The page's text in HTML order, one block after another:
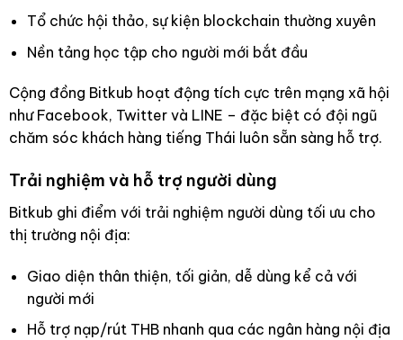
Tổ chức hội thảo, sự kiện blockchain thường xuyên
Nền tảng học tập cho người mới bắt đầu
Cộng đồng Bitkub hoạt động tích cực trên mạng xã hội
như Facebook, Twitter và LINE – đặc biệt có đội ngũ
chăm sóc khách hàng tiếng Thái luôn sẵn sàng hỗ trợ.
Trải nghiệm và hỗ trợ người dùng
Bitkub ghi điểm với trải nghiệm người dùng tối ưu cho
thị trường nội địa:
Giao diện thân thiện, tối giản, dễ dùng kể cả với
người mới
Hỗ trợ nạp/rút THB nhanh qua các ngân hàng nội địa